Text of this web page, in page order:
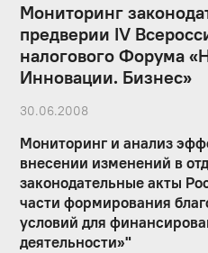
Мониторинг
предверии IV
налогового Форума
Инновации. Бизнес»
30.06.2008
Мониторинг и анализ
внесении изменений в
законодательные акты
части формирования
условий для
деятельности»"